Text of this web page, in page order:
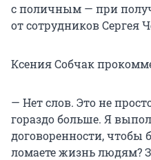
с поличным — при
от сотрудников Сергея
Ксения Собчак
— Нет слов. Это не
гораздо больше. Я
договоренности,
ломаете жизнь людям?